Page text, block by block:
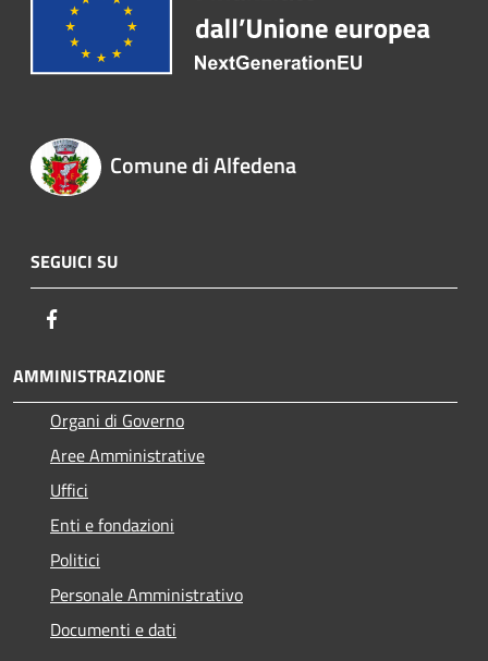
Comune di Alfedena
SEGUICI SU
AMMINISTRAZIONE
Organi di Governo
Aree Amministrative
Uffici
Enti e fondazioni
Politici
Personale Amministrativo
Documenti e dati